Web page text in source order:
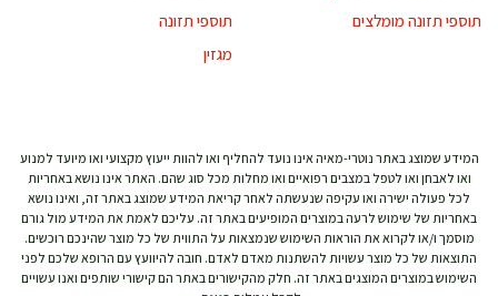
תוספי תזונה מומלצים
תוספי תזונה
מגזין
המידע שמוצג באתר נוטרי-מאיה אינו נועד להחליף ואו להוות ייעוץ מקצועי ואו מיועד למנוע
ואו לאבחן ואו לטפל במצבים רפואיים ואו מחלות מכל סוג שהם. האתר אינו נושא באחריות
לכל פעולה ישירה ואו עקיפה שנעשתה לאחר קריאת המידע שמוצג באתר זה, ואינו נושא
באחריות של שימוש לרעה במוצרים המופיעים באתר זה. עליכם לאמת את המידע מול גורם
מוסמך ו/או לקרוא את הוראות השימוש שנמצאות על התווית של כל מוצר שהינכם רוכשים.
התוצאות של כל מוצר עשויות להשתנות מאדם לאדם. חובה להיוועץ עם הרופא שלכם לפני
השימוש במוצרים המוצגים באתר זה. חלק מהקישורים באתר הם קישורי שותפים ואנו עשויים